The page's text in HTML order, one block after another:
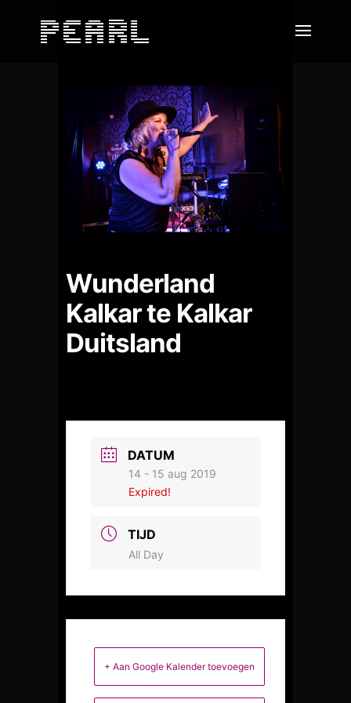
Wunderland
Kalkar te Kalkar
Duitsland
DATUM
14 - 15 aug 2019
Expired!
TIJD
All Day
+ Aan Google Kalender toevoegen